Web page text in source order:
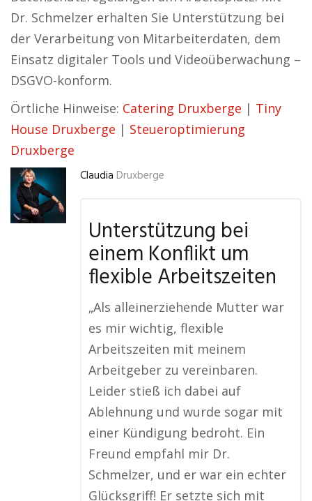
Dr. Schmelzer erhalten Sie Unterstützung bei
der Verarbeitung von Mitarbeiterdaten, dem
Einsatz digitaler Tools und Videoüberwachung –
DSGVO-konform.
Örtliche Hinweise: Catering Druxberge | Tiny
House Druxberge | Steueroptimierung
Druxberge
Claudia Druxberge
Unterstützung bei
einem Konflikt um
flexible Arbeitszeiten
„Als alleinerziehende Mutter war
es mir wichtig, flexible
Arbeitszeiten mit meinem
Arbeitgeber zu vereinbaren.
Leider stieß ich dabei auf
Ablehnung und wurde sogar mit
einer Kündigung bedroht. Ein
Freund empfahl mir Dr.
Schmelzer, und er war ein echter
Glücksgriff! Er setzte sich mit